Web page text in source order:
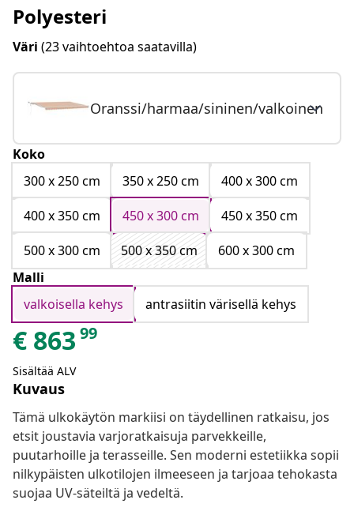
Polyesteri
Väri (23 vaihtoehtoa saatavilla)
Oranssi/harmaa/sininen/valkoinen
Koko
300 x 250 cm
350 x 250 cm
400 x 300 cm
400 x 350 cm
450 x 300 cm
450 x 350 cm
500 x 300 cm
500 x 350 cm
600 x 300 cm
Malli
valkoisella kehys
antrasiitin värisellä kehys
€ 863 99
Sisältää ALV
Kuvaus
Tämä ulkokäytön markiisi on täydellinen ratkaisu, jos
etsit joustavia varjoratkaisuja parvekkeille,
puutarhoille ja terasseille. Sen moderni estetiikka sopii
nilkypäisten ulkotilojen ilmeeseen ja tarjoaa tehokasta
suojaa UV-säteiltä ja vedeltä.